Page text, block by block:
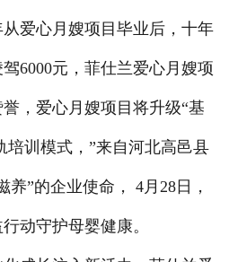
爱心月嫂项目毕业后，十年
6000元，菲仕兰爱心月嫂项
，爱心月嫂项目将升级“基
培训模式，”来自河北高邑县
养”的企业使命， 4月28日，
动守护母婴健康。